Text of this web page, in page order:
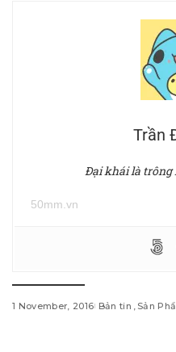
Trần
Đại khái là trông
50mm.vn
1 November, 2016 Bản tin Sản